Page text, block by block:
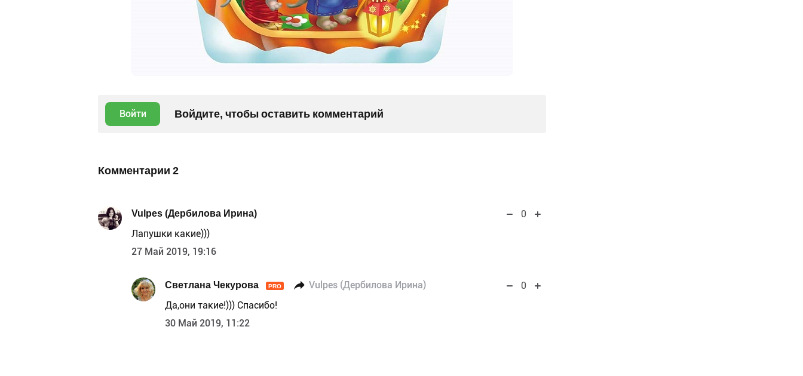
Войти Войдите, чтобы оставить комментарий
Комментарии 2
Vulpes (Дербилова Ирина)
0
Лапушки какие)))
27 Май 2019, 19:16
Светлана Чекурова PRO Vulpes (Дербилова Ирина)
0
Да,они такие!))) Спасибо!
30 Май 2019, 11:22